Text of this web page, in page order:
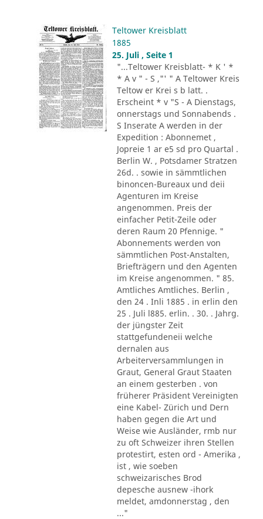
Teltower Kreisblatt
1885
25. Juli , Seite 1
"...Teltower Kreisblatt- * K ' *
* A v " - S ,"' " A Teltower Kreis
Teltow er Krei s b latt. .
Erscheint * v "S - A Dienstags,
onnerstags und Sonnabends .
S Inserate A werden in der
Expedition : Abonnemet ,
Jopreie 1 ar e5 sd pro Quartal .
Berlin W. , Potsdamer Stratzen
26d. . sowie in sämmtlichen
binoncen-Bureaux und deii
Agenturen im Kreise
angenommen. Preis der
einfacher Petit-Zeile oder
deren Raum 20 Pfennige. "
Abonnements werden von
sämmtlichen Post-Anstalten,
Briefträgern und den Agenten
im Kreise angenommen. " 85.
Amtliches Amtliches. Berlin ,
den 24 . Inli 1885 . in erlin den
25 . Juli l885. erlin. . 30. . Jahrg.
der jüngster Zeit
stattgefundeneii welche
dernalen aus
Arbeiterversammlungen in
Graut, General Graut Staaten
an einem gesterben . von
früherer Präsident Vereinigten
eine Kabel- Zürich und Dern
haben gegen die Art und
Weise wie Ausländer, rmb nur
zu oft Schweizer ihren Stellen
protestirt, esten ord - Amerika ,
ist , wie soeben
schweizarisches Brod
depesche ausnew -ihork
meldet, amdonnerstag , den
..."